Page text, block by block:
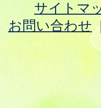
サイトマ
お問い合わせ